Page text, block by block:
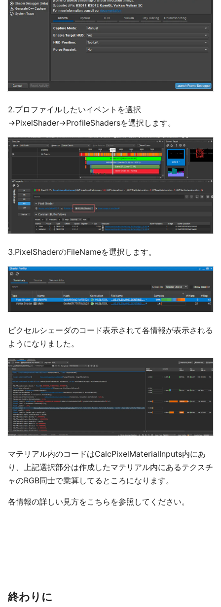
2.プロファイルしたいイベントを選択
→PixelShader→ProfileShadersを選択します。
3.PixelShaderのFileNameを選択します。
ピクセルシェーダのコード表示されて各情報が表示される
ようになりました。
マテリアル内のコードはCalcPixelMaterialInputs内にあ
り、上記選択部分は作成したマテリアル内にあるテクスチ
ャのRGB同士で乗算してるところになります。
各情報の詳しい見方をこちらを参照してください。
終わりに